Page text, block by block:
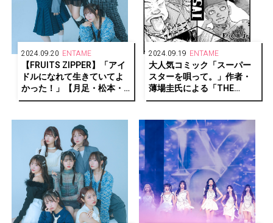
2024.09.20 ENTAME
【FRUITS ZIPPER】「アイ
ドルになれて生きていてよ
かった！」【月足・松本・
早瀬・真中編】
2024.09.19 ENTAME
大人気コミック「スーパー
スターを唄って。」作者・
薄場圭氏による「THE
HOPE 2024」出演アーティ